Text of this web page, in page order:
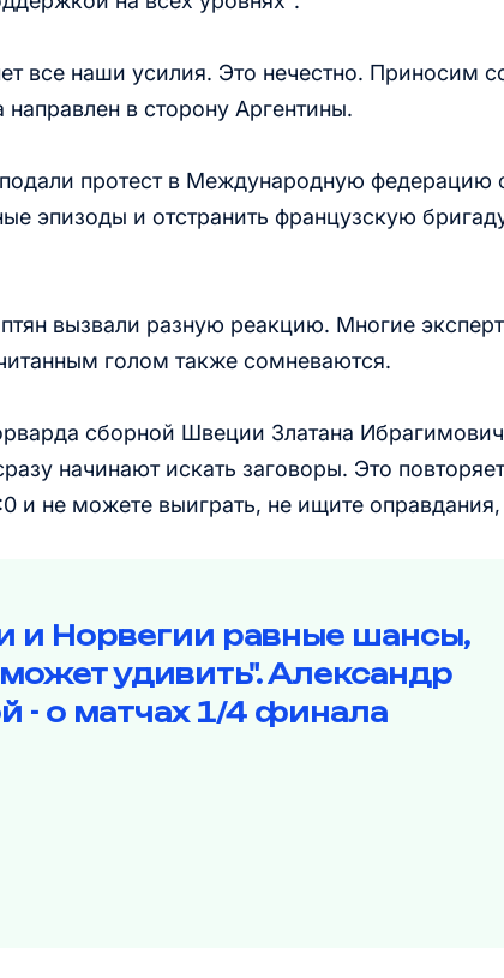
все наши усилия. Это нечестно. Приносим
в сторону Аргентины.
протест в Международную
эпизоды и отстранить французскую
вызвали разную реакцию. Многие
голом также сомневаются.
сборной Швеции Златана
начинают искать заговоры. Это
и не можете выиграть, не ищите
и Норвегии равные шансы,
удивить". Александр
- о матчах 1/4 финала